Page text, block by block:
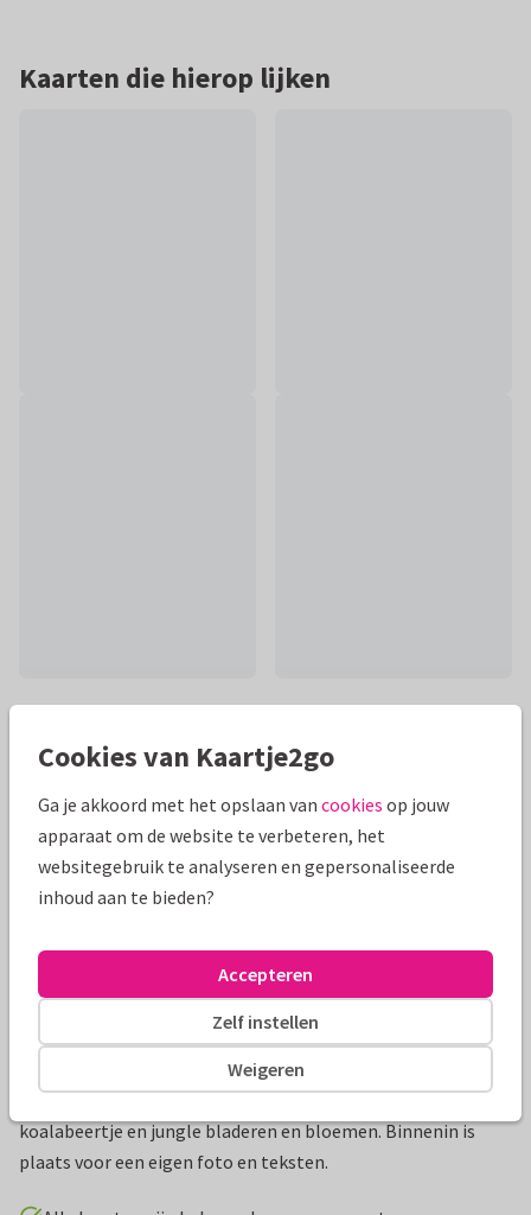
Kaarten die hierop lijken
Mooie extra's bij je kaart
Productinformatie
Een lief en originele uitnodiging voor communie met
koalabeertje en jungle bladeren en bloemen. Binnenin is
plaats voor een eigen foto en teksten.
Cookies van Kaartje2go
Ga je akkoord met het opslaan van cookies op jouw
apparaat om de website te verbeteren, het
websitegebruik te analyseren en gepersonaliseerde
inhoud aan te bieden?
Weigeren
Zelf instellen
Accepteren